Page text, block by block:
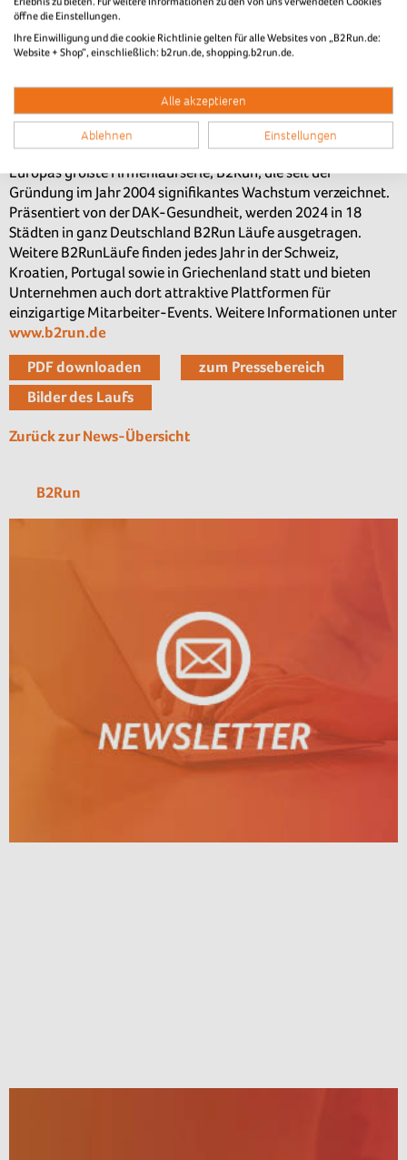
Teamfoto beim B2Run in Aachen
Über B2Run
Infront B2Run, Tochtergesellschaft der internationalen
Sportmarketing-Firma Infront, organisiert und entwickelt
Europas größte Firmenlaufserie, B2Run, die seit der
Gründung im Jahr 2004 signifikantes Wachstum verzeichnet.
Präsentiert von der DAK-Gesundheit, werden 2024 in 18
Städten in ganz Deutschland B2Run Läufe ausgetragen.
Weitere B2RunLäufe finden jedes Jahr in der Schweiz,
Kroatien, Portugal sowie in Griechenland statt und bieten
Unternehmen auch dort attraktive Plattformen für
einzigartige Mitarbeiter-Events. Weitere Informationen unter
www.b2run.de
PDF downloaden
zum Pressebereich
Bilder des Laufs
Zurück zur News-Übersicht
B2Run
öffne die Einstellungen.
Ihre Einwilligung und die cookie Richtlinie gelten für alle Websites von „B2Run.de:
Website + Shop“, einschließlich: b2run.de, shopping.b2run.de.
Alle akzeptieren
Ablehnen Einstellungen